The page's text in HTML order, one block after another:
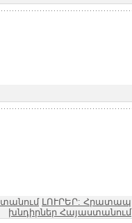
ԼՈՒՐԵՐ: Հրատապ
խնդիրներ Հայաստանում